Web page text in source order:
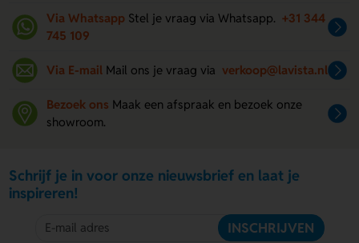
Via Whatsapp Stel je vraag via Whatsapp. +31 344
745 109
Via E-mail Mail ons je vraag via verkoop@lavista.nl
Bezoek ons Maak een afspraak en bezoek onze
showroom.
Schrijf je in voor onze nieuwsbrief en laat je
inspireren!
INSCHRIJVEN